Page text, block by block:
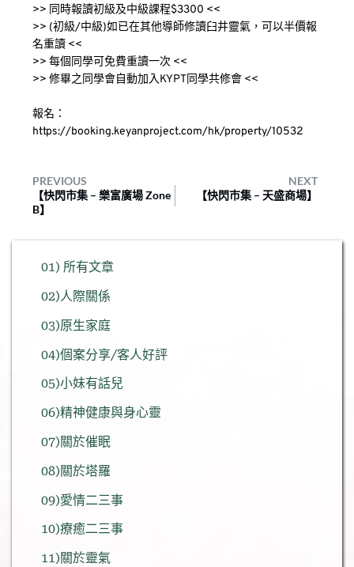
>> 同時報讀初級及中級課程$3300 <<
>> (初級/中級)如已在其他導師修讀臼井靈氣，可以半價報
名重讀 <<
>> 每個同學可免費重讀一次 <<
>> 修畢之同學會自動加入KYPT同學共修會 <<
報名：
https://booking.keyanproject.com/hk/property/10532
PREVIOUS
NEXT
【快閃市集 – 樂富廣場 Zone
B】
【快閃市集 – 天盛商場】
01) 所有文章
02)人際關係
03)原生家庭
04)個案分享/客人好評
05)小妹有話兒
06)精神健康與身心靈
07)關於催眠
08)關於塔羅
09)愛情二三事
10)療癒二三事
11)關於靈氣